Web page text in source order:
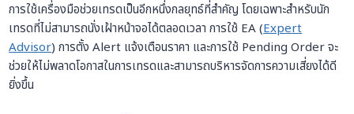
การใช้เครื่องมือช่วยเทรดเป็นอีกหนึ่งกลยุทธ์ที่สำคัญ โดยเฉพาะสำหรับนัก
เทรดที่ไม่สามารถนั่งเฝ้าหน้าจอได้ตลอดเวลา การใช้ EA (Expert
Advisor) การตั้ง Alert แจ้งเตือนราคา และการใช้ Pending Order จะ
ช่วยให้ไม่พลาดโอกาสในการเทรดและสามารถบริหารจัดการความเสี่ยงได้ดี
ยิ่งขึ้น